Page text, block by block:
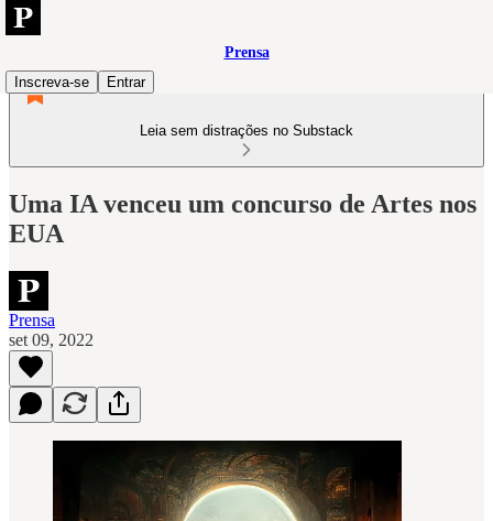
Prensa
Inscreva-se
Entrar
Leia sem distrações no Substack
Uma IA venceu um concurso de Artes nos
EUA
Prensa
set 09, 2022